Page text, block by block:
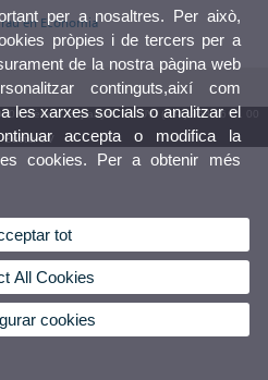
en Economia
València. Espanya. Tel. UV: (+34) 963 86 41 00
Bústia UV
per a nosaltres. Per això,
pròpies i de tercers per a
de la nostra pàgina web
continguts,així com
les xarxes socials o analitzar el
accepta o modifica la
cookies. Per a obtenir més
tot
All Cookies
cookies